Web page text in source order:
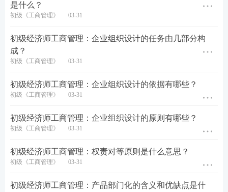
是什么？
初级《工商管理》 03-31
初级经济师工商管理：企业组织设计的任务由几部分构
成？
初级《工商管理》 03-31
初级经济师工商管理：企业组织设计的依据有哪些？
初级《工商管理》 03-31
初级经济师工商管理：企业组织设计的原则有哪些？
初级《工商管理》 03-31
初级经济师工商管理：权责对等原则是什么意思？
初级《工商管理》 03-31
初级经济师工商管理：产品部门化的含义和优缺点是什